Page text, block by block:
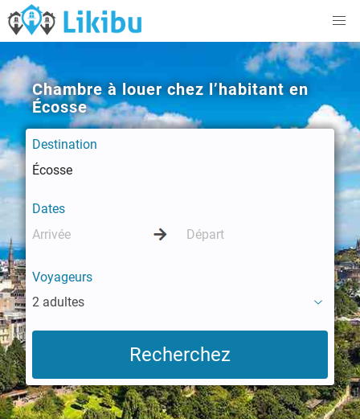
Chambre à louer chez l’habitant en
Écosse
Destination
Dates
Voyageurs
2 adultes